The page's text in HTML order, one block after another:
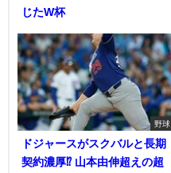
じたW杯
野球
ドジャースがスクバルと長期
契約濃厚⁉︎ 山本由伸超えの超